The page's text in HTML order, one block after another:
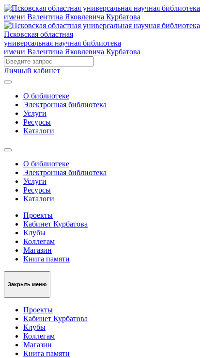
Псковская областная
универсальная научная библиотека
имени Валентина Яковлевича Курбатова
Личный кабинет
О библиотеке
Электронная библиотека
Услуги
Ресурсы
Каталоги
О библиотеке
Электронная библиотека
Услуги
Ресурсы
Каталоги
Проекты
Кабинет Курбатова
Клубы
Коллегам
Магазин
Книга памяти
Закрыть меню
Проекты
Кабинет Курбатова
Клубы
Коллегам
Магазин
Книга памяти